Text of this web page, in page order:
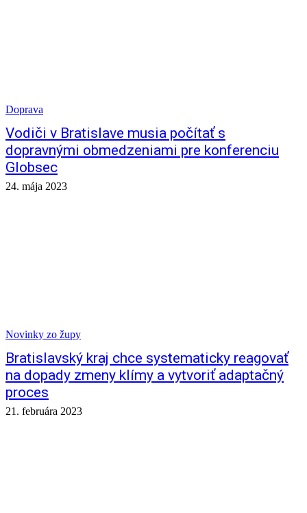
Doprava
Vodiči v Bratislave musia počítať s
dopravnými obmedzeniami pre konferenciu
Globsec
24. mája 2023
Novinky zo župy
Bratislavský kraj chce systematicky reagovať
na dopady zmeny klímy a vytvoriť adaptačný
proces
21. februára 2023